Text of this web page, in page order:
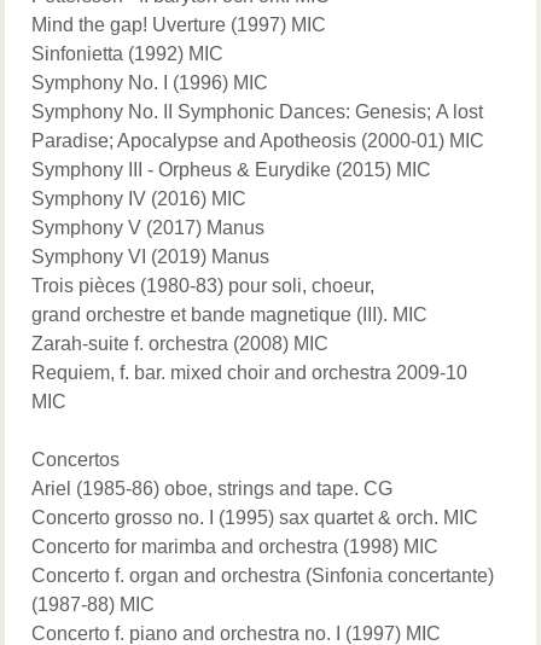
Mind the gap! Uverture (1997) MIC
Sinfonietta (1992) MIC
Symphony No. I (1996) MIC
Symphony No. II Symphonic Dances: Genesis; A lost
Paradise; Apocalypse and Apotheosis (2000-01) MIC
Symphony III - Orpheus & Eurydike (2015) MIC
Symphony IV (2016) MIC
Symphony V (2017) Manus
Symphony VI (2019) Manus
Trois pièces (1980-83) pour soli, choeur,
grand orchestre et bande magnetique (III). MIC
Zarah-suite f. orchestra (2008) MIC
Requiem, f. bar. mixed choir and orchestra 2009-10
MIC
Concertos
Ariel (1985-86) oboe, strings and tape. CG
Concerto grosso no. I (1995) sax quartet & orch. MIC
Concerto for marimba and orchestra (1998) MIC
Concerto f. organ and orchestra (Sinfonia concertante)
(1987-88) MIC
Concerto f. piano and orchestra no. I (1997) MIC